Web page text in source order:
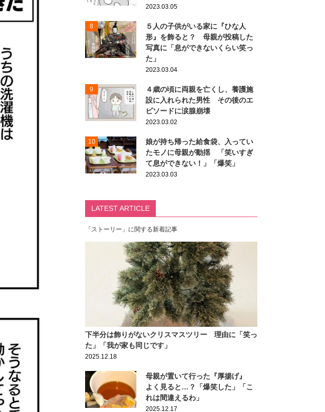
2023.03.05
8
５人の子供がいる家に『ひな人
形』を飾ると？ 母親が投稿した
写真に「息ができないくらい笑っ
た」
2023.03.04
9
４歳の頃に両親を亡くし、養護施
設に入れられた男性 その後のエ
ピソードに涙腺崩壊
2023.03.02
10
娘が持ち帰った給食袋、入ってい
たモノに母親が動揺 「笑いすぎ
て息ができない！」「爆笑」
2023.03.03
LATEST ARTICLE
「ストーリー」に関する新着記事
下半分は飾りがないクリスマスツリー 理由に「笑っ
た」「我が家も同じです」
2025.12.18
母親が置いて行った『厚揚げ』
よく見ると…？「爆笑した」「こ
れは間違えるわ」
2025.12.17